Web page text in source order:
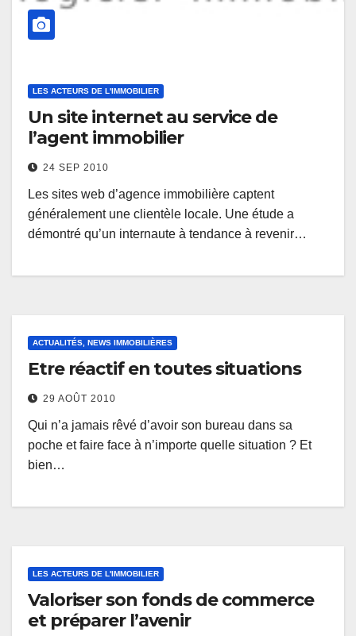
LES ACTEURS DE L'IMMOBILIER
Un site internet au service de
l’agent immobilier
24 SEP 2010
Les sites web d’agence immobilière captent
généralement une clientèle locale. Une étude a
démontré qu’un internaute à tendance à revenir…
ACTUALITÉS, NEWS IMMOBILIÈRES
Etre réactif en toutes situations
29 AOÛT 2010
Qui n’a jamais rêvé d’avoir son bureau dans sa
poche et faire face à n’importe quelle situation ? Et
bien…
LES ACTEURS DE L'IMMOBILIER
Valoriser son fonds de commerce
et préparer l’avenir